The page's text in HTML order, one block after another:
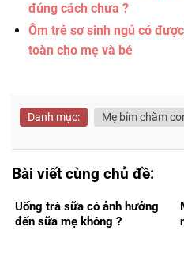
đúng cách chưa ?
Ôm trẻ sơ sinh ngủ có
toàn cho mẹ và bé
Danh mục: Mẹ bỉm chăm
Bài viết cùng chủ đề:
Uống trà sữa có ảnh hưởng
đến sữa mẹ không ?